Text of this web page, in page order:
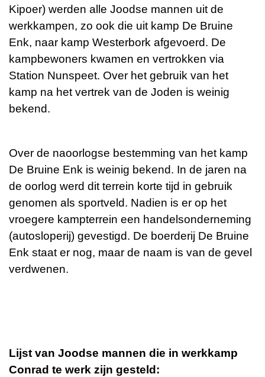
Kipoer) werden alle Joodse mannen uit de
werkkampen, zo ook die uit kamp De Bruine
Enk, naar kamp Westerbork afgevoerd. De
kampbewoners kwamen en vertrokken via
Station Nunspeet. Over het gebruik van het
kamp na het vertrek van de Joden is weinig
bekend.
Over de naoorlogse bestemming van het kamp
De Bruine Enk is weinig bekend. In de jaren na
de oorlog werd dit terrein korte tijd in gebruik
genomen als sportveld. Nadien is er op het
vroegere kampterrein een handelsonderneming
(autosloperij) gevestigd. De boerderij De Bruine
Enk staat er nog, maar de naam is van de gevel
verdwenen.
Lijst van Joodse mannen die in werkkamp
Conrad te werk zijn gesteld: